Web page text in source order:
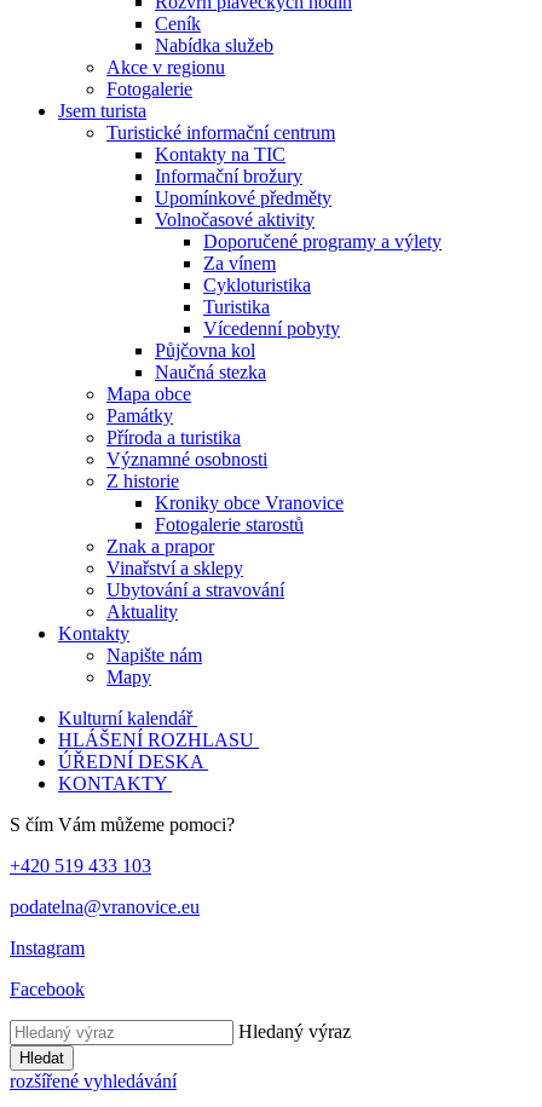
Ceník
Nabídka služeb
Akce v regionu
Fotogalerie
Jsem turista
Turistické informační centrum
Kontakty na TIC
Informační brožury
Upomínkové předměty
Volnočasové aktivity
Doporučené programy a výlety
Za vínem
Cykloturistika
Turistika
Vícedenní pobyty
Půjčovna kol
Naučná stezka
Mapa obce
Památky
Příroda a turistika
Významné osobnosti
Z historie
Kroniky obce Vranovice
Fotogalerie starostů
Znak a prapor
Vinařství a sklepy
Ubytování a stravování
Aktuality
Kontakty
Napište nám
Mapy
Kulturní kalendář
HLÁŠENÍ ROZHLASU
ÚŘEDNÍ DESKA
KONTAKTY
S čím Vám můžeme pomoci?
+420 519 433 103
podatelna@vranovice.eu
Instagram
Facebook
Hledaný výraz
Hledat
rozšířené vyhledávání